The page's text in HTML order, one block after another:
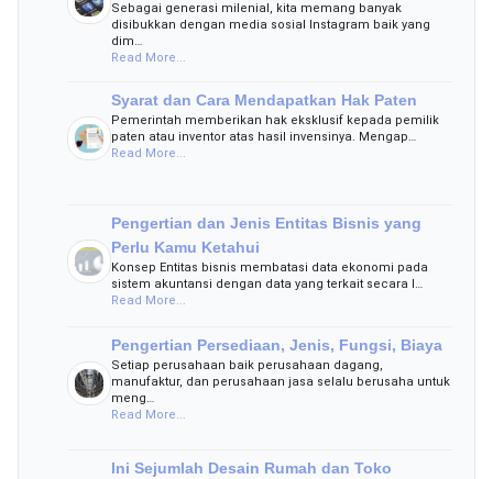
Sebagai generasi milenial, kita memang banyak
disibukkan dengan media sosial Instagram baik yang
dim…
Read More...
Syarat dan Cara Mendapatkan Hak Paten
Pemerintah memberikan hak eksklusif kepada pemilik
paten atau inventor atas hasil invensinya. Mengap…
Read More...
Pengertian dan Jenis Entitas Bisnis yang
Perlu Kamu Ketahui
Konsep Entitas bisnis membatasi data ekonomi pada
sistem akuntansi dengan data yang terkait secara l…
Read More...
Pengertian Persediaan, Jenis, Fungsi, Biaya
Setiap perusahaan baik perusahaan dagang,
manufaktur, dan perusahaan jasa selalu berusaha untuk
meng…
Read More...
Ini Sejumlah Desain Rumah dan Toko